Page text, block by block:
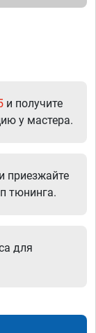
и получите
у мастера.
приезжайте
тюнинга.
для